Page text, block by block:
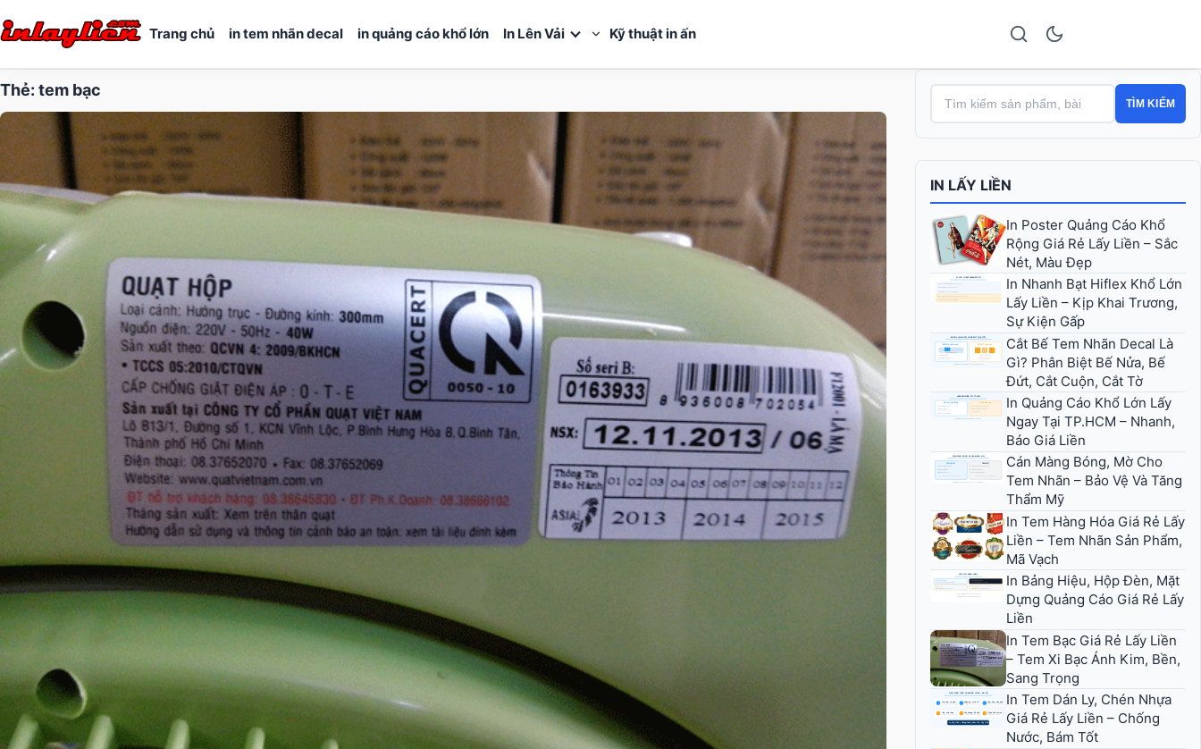
Trang chủ in tem nhãn decal in quảng cáo khổ lớn In Lên Vải Kỹ thuật in ấn
Thẻ: tem bạc
TÌM KIẾM
IN LẤY LIỀN
In Poster Quảng Cáo Khổ
Rộng Giá Rẻ Lấy Liền – Sắc
Nét, Màu Đẹp
In Nhanh Bạt Hiflex Khổ Lớn
Lấy Liền – Kịp Khai Trương,
Sự Kiện Gấp
Cắt Bế Tem Nhãn Decal Là
Gì? Phân Biệt Bế Nửa, Bế
Đứt, Cắt Cuộn, Cắt Tờ
In Quảng Cáo Khổ Lớn Lấy
Ngay Tại TP.HCM – Nhanh,
Báo Giá Liền
Cán Màng Bóng, Mờ Cho
Tem Nhãn – Bảo Vệ Và Tăng
Thẩm Mỹ
In Tem Hàng Hóa Giá Rẻ Lấy
Liền – Tem Nhãn Sản Phẩm,
Mã Vạch
In Bảng Hiệu, Hộp Đèn, Mặt
Dựng Quảng Cáo Giá Rẻ Lấy
Liền
In Tem Bạc Giá Rẻ Lấy Liền
– Tem Xi Bạc Ánh Kim, Bền,
Sang Trọng
In Tem Dán Ly, Chén Nhựa
Giá Rẻ Lấy Liền – Chống
Nước, Bám Tốt